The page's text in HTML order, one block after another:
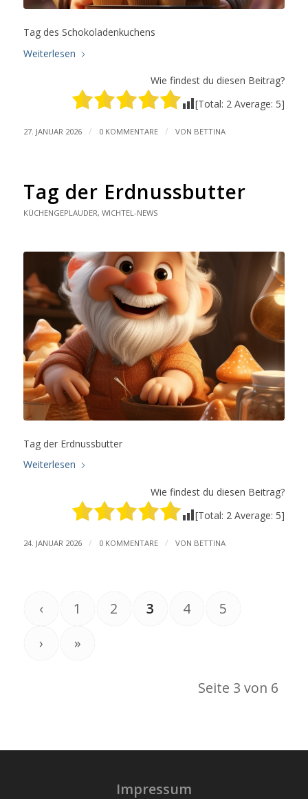
Tag des Schokoladenkuchens
Weiterlesen
Wie findest du diesen Beitrag?
[Total: 2 Average: 5]
27. JANUAR 2026 / 0 KOMMENTARE / VON BETTINA
Tag der Erdnussbutter
KÜCHENGEPLAUDER, WICHTEL-NEWS
Tag der Erdnussbutter
Weiterlesen
Wie findest du diesen Beitrag?
[Total: 2 Average: 5]
24. JANUAR 2026 / 0 KOMMENTARE / VON BETTINA
Seite 3 von 6
‹ 1 2 3 4
5
›
»
Impressum